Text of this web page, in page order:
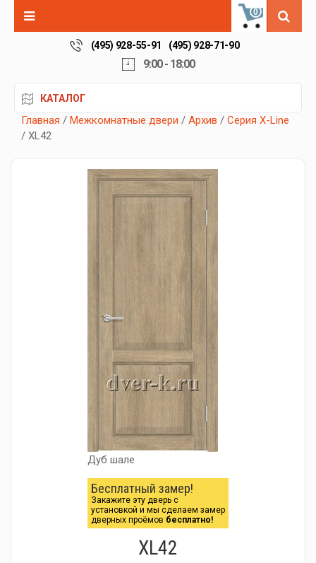
0
(495) 928-55-91 (495) 928-71-90
9:00 - 18:00
КАТАЛОГ
Главная / Межкомнатные двери / Архив / Серия X-Line
/ XL42
Дуб шале
Бесплатный замер!
Закажите эту дверь с
установкой и мы сделаем замер
дверных проёмов бесплатно!
XL42